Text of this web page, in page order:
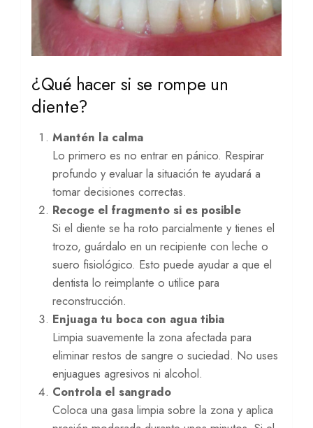
¿Qué hacer si se rompe un
diente?
Mantén la calma
Lo primero es no entrar en pánico. Respirar
profundo y evaluar la situación te ayudará a
tomar decisiones correctas.
Recoge el fragmento si es posible
Si el diente se ha roto parcialmente y tienes el
trozo, guárdalo en un recipiente con leche o
suero fisiológico. Esto puede ayudar a que el
dentista lo reimplante o utilice para
reconstrucción.
Enjuaga tu boca con agua tibia
Limpia suavemente la zona afectada para
eliminar restos de sangre o suciedad. No uses
enjuagues agresivos ni alcohol.
Controla el sangrado
Coloca una gasa limpia sobre la zona y aplica